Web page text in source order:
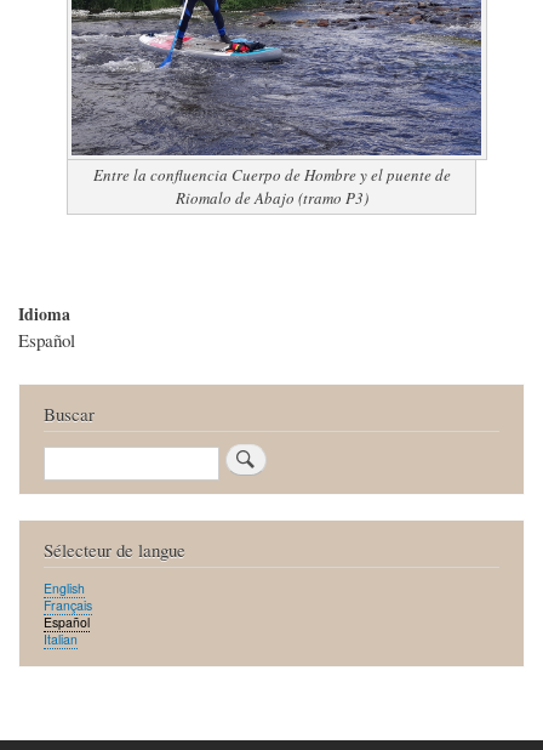
Entre la confluencia Cuerpo de Hombre y el puente de
Riomalo de Abajo (tramo P3)
Idioma
Español
Buscar
Buscar
Sélecteur de langue
English
Français
Español
Italian